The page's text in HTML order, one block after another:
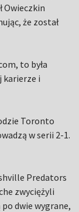
Owieczkin
że został
to była
karierze i
Toronto
w serii 2-1.
Predators
zwyciężyli
dwie wygrane,